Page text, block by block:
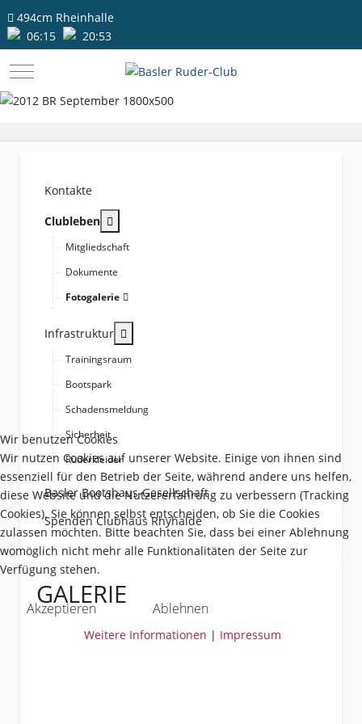
494cm Rheinhalle
06:15
20:53
Mobile Menu Toggle
Kontakte
Clubleben
Mitgliedschaft
Dokumente
Fotogalerie
Infrastruktur
Trainingsraum
Bootspark
Schadensmeldung
Sicherheit
Ruderkleider
Basler Bootshaus-Gesellschaft
Spenden Clubhaus Rhyhalde
GALERIE
Wir benutzen Cookies
Wir nutzen Cookies auf unserer Website. Einige von ihnen sind
essenziell für den Betrieb der Seite, während andere uns helfen,
diese Website und die Nutzererfahrung zu verbessern (Tracking
Cookies). Sie können selbst entscheiden, ob Sie die Cookies
zulassen möchten. Bitte beachten Sie, dass bei einer Ablehnung
womöglich nicht mehr alle Funktionalitäten der Seite zur
Verfügung stehen.
Akzeptieren Ablehnen
Weitere Informationen | Impressum